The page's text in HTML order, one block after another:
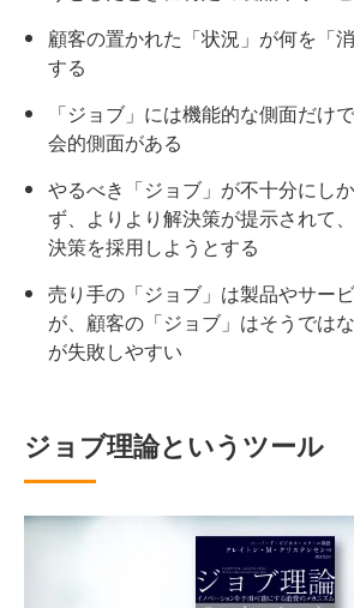
顧客の置かれた「状況」が何を「
する
「ジョブ」には機能的な側面だけ
会的側面がある
やるべき「ジョブ」が不十分にし
ず、よりより解決策が提示されて
決策を採用しようとする
売り手の「ジョブ」は製品やサー
が、顧客の「ジョブ」はそうでは
が失敗しやすい
ジョブ理論というツール